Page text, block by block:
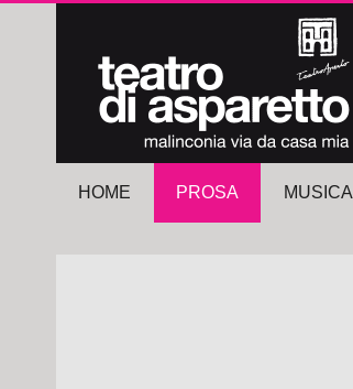
HOME PROSA MUSICA